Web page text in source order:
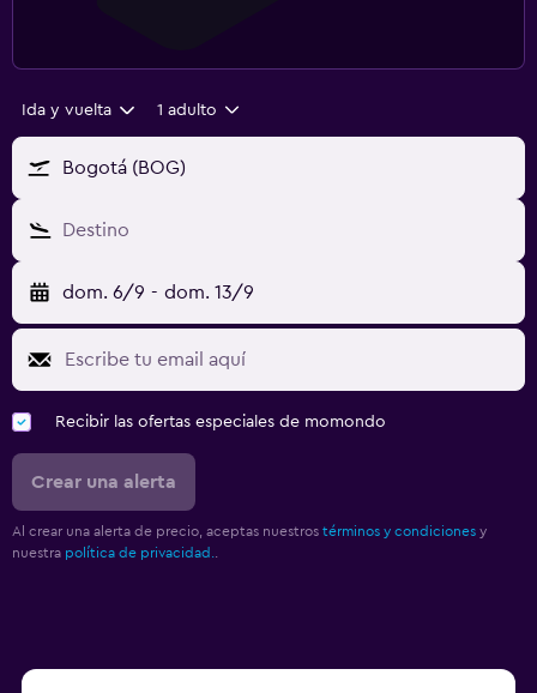
Ida y vuelta 1 adulto
Bogotá (BOG)
Destino
dom. 6/9 - dom. 13/9
Recibir las ofertas especiales de momondo
Crear una alerta
Al crear una alerta de precio, aceptas nuestros términos y condiciones y
nuestra política de privacidad.